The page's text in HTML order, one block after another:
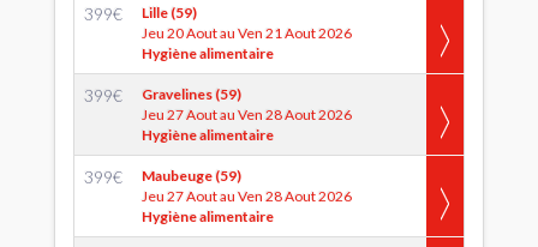
399€
Lille (59)
Jeu 20 Aout au Ven 21 Aout 2026
Hygiène alimentaire
399€
Gravelines (59)
Jeu 27 Aout au Ven 28 Aout 2026
Hygiène alimentaire
399€
Maubeuge (59)
Jeu 27 Aout au Ven 28 Aout 2026
Hygiène alimentaire